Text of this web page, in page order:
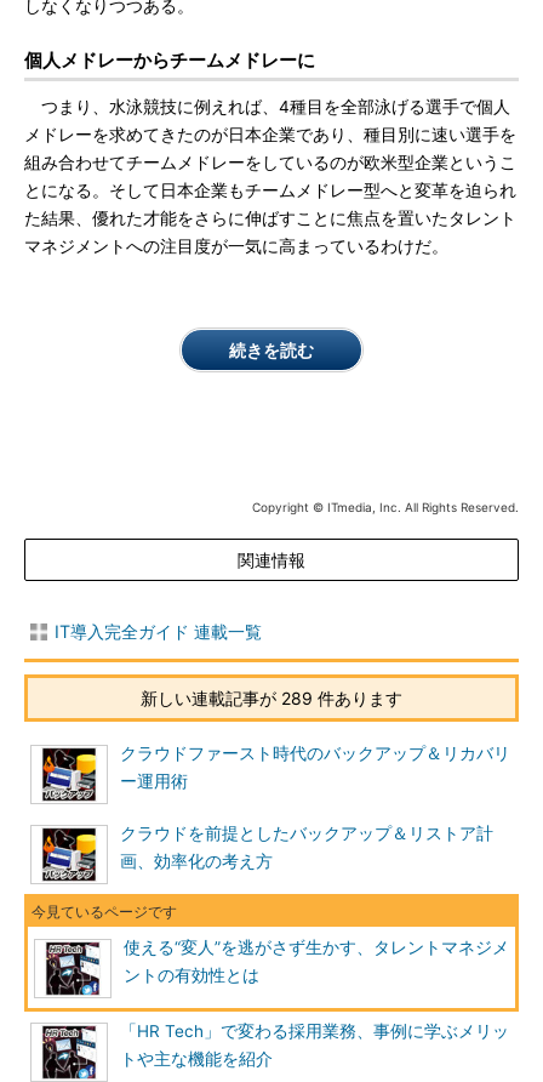
しなくなりつつある。
個人メドレーからチームメドレーに
つまり、水泳競技に例えれば、4種目を全部泳げる選手で個人
メドレーを求めてきたのが日本企業であり、種目別に速い選手を
組み合わせてチームメドレーをしているのが欧米型企業というこ
とになる。そして日本企業もチームメドレー型へと変革を迫られ
た結果、優れた才能をさらに伸ばすことに焦点を置いたタレント
マネジメントへの注目度が一気に高まっているわけだ。
続きを読む
Copyright © ITmedia, Inc. All Rights Reserved.
関連情報
IT導入完全ガイド 連載一覧
新しい連載記事が 289 件あります
クラウドファースト時代のバックアップ＆リカバリ
ー運用術
クラウドを前提としたバックアップ＆リストア計
画、効率化の考え方
使える“変人”を逃がさず生かす、タレントマネジメ
ントの有効性とは
「HR Tech」で変わる採用業務、事例に学ぶメリッ
トや主な機能を紹介